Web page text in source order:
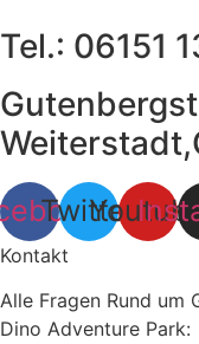
Tel.: 06151
Twitter
Kontakt
Alle Fragen Rund um
Dino Adventure Park: